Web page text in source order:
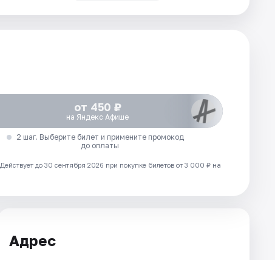
от 450 ₽
на Яндекс Афише
2 шаг. Выберите билет и примените промокод
до оплаты
Действует до 30 сентября 2026 при покупке билетов от 3 000 ₽ на
Адрес